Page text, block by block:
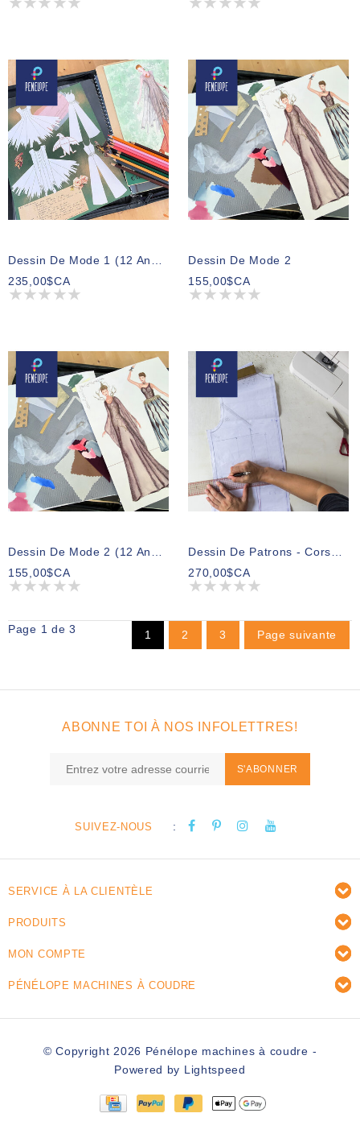
235,00$CA
Dessin De Mode 2
155,00$CA
Dessin De Mode 2 (12 Ans Et + / Ados-Adultes)
155,00$CA
Dessin De Patrons - Corsage
270,00$CA
Page 1 de 3 1 2 3 Page suivante
ABONNE TOI À NOS INFOLETTRES!
S'ABONNER
SUIVEZ-NOUS :
SERVICE À LA CLIENTÈLE
PRODUITS
MON COMPTE
PÉNÉLOPE MACHINES À COUDRE
© Copyright 2026 Pénélope machines à coudre -
Powered by Lightspeed